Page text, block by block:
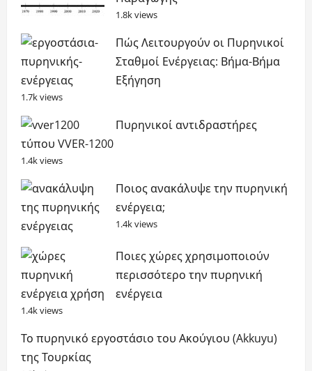
1.8k views
Πώς Λειτουργούν οι Πυρηνικοί
Σταθμοί Ενέργειας: Βήμα-Βήμα
Εξήγηση
1.7k views
Πυρηνικοί αντιδραστήρες
τύπου VVER-1200
1.4k views
Ποιος ανακάλυψε την πυρηνική
ενέργεια;
1.4k views
Ποιες χώρες χρησιμοποιούν
περισσότερο την πυρηνική
ενέργεια
1.4k views
Το πυρηνικό εργοστάσιο του Ακούγιου (Akkuyu)
της Τουρκίας